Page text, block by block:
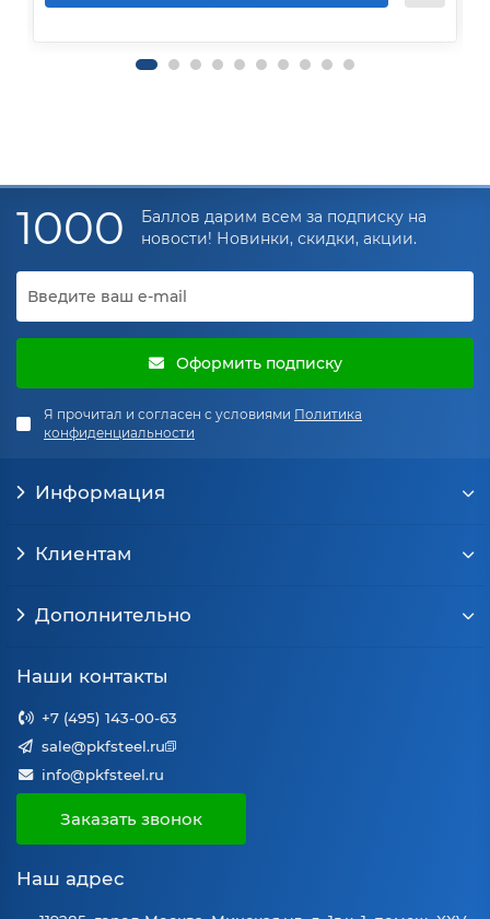
1000
Баллов дарим всем за подписку на
новости! Новинки, скидки, акции.
Оформить подписку
Я прочитал и согласен с условиями Политика
конфиденциальности
Информация
Клиентам
Дополнительно
Наши контакты
+7 (495) 143-00-63
sale@pkfsteel.ru
info@pkfsteel.ru
Заказать звонок
Наш адрес